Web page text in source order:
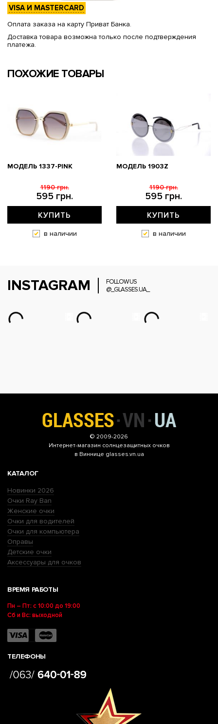
VISA И MASTERCARD
Оплата заказа на карту Приват Банка.
Доставка товара возможна только после подтверждения
платежа.
ПОХОЖИЕ ТОВАРЫ
МОДЕЛЬ 1337-PINK
595 грн.
1190 грн.
КУПИТЬ
в наличии
МОДЕЛЬ 1903Z
595 грн.
1190 грн.
КУПИТЬ
в наличии
INSTAGRAM
FOLLOW US
@_GLASSES.UA_
© 2009-2026
Интернет-магазин солнцезащитных очков
в Виннице glasses.vn.ua
КАТАЛОГ
Новинки 2026
Очки Ray Ban
Женские очки
Очки для водителей
Очки для компьютера
Оправы
Детские очки
Аксессуары для очков
ВРЕМЯ РАБОТЫ
Пн – Пт: с 10:00 до 19:00
Сб и Вс: выходной
ТЕЛЕФОНЫ